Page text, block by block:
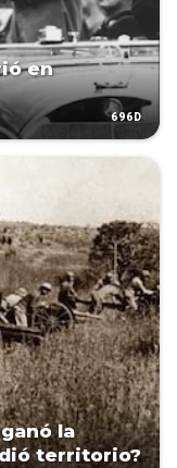
en
696D
la
territorio?